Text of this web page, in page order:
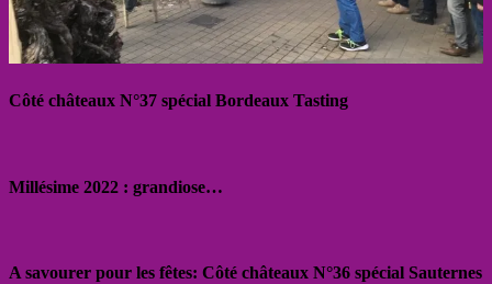
Côté châteaux N°37 spécial Bordeaux Tasting
Millésime 2022 : grandiose…
A savourer pour les fêtes: Côté châteaux N°36 spécial Sauternes